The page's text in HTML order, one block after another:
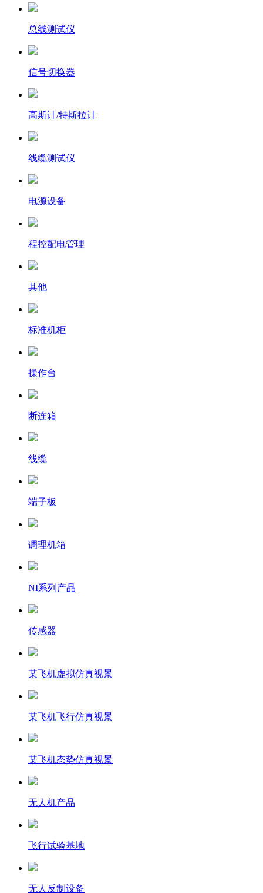
总线测试仪
信号切换器
高斯计/特斯拉计
线缆测试仪
电源设备
程控配电管理
其他
标准机柜
操作台
断连箱
线缆
端子板
调理机箱
NI系列产品
传感器
某飞机虚拟仿真视景
某飞机飞行仿真视景
某飞机态势仿真视景
无人机产品
飞行试验基地
无人反制设备